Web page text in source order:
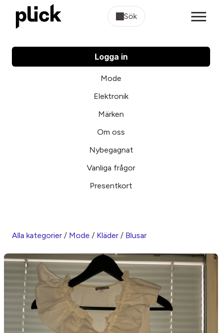
Sök
Logga in
Mode
Elektronik
Märken
Om oss
Nybegagnat
Vanliga frågor
Presentkort
Alla kategorier / Mode / Kläder / Blusar